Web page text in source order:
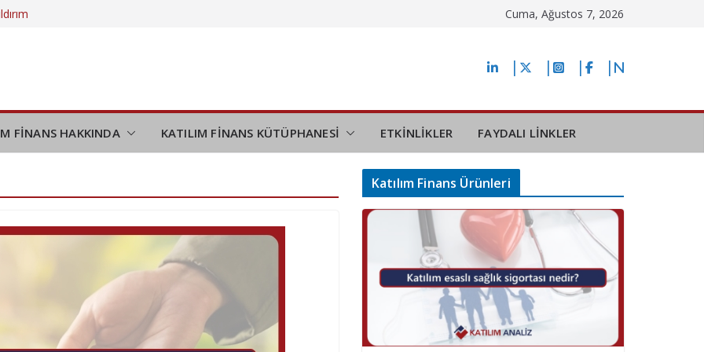
Cuma, Ağustos 7, 2026
FİNANS HAKKINDA KATILIM FİNANS KÜTÜPHANESİ ETKİNLİKLER FAYDALI LİNKLER
Katılım Finans Ürünleri